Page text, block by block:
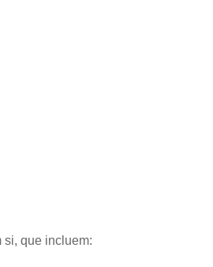
si, que incluem: